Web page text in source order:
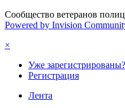
Сообщество ветеранов
Powered by Invision
×
Уже
Регистрация
Лента